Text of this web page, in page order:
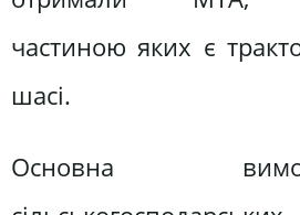
частиною яких є
шасі.
Основна